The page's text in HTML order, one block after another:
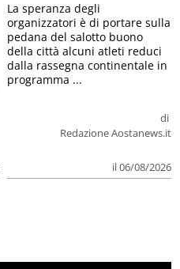
di
Redazione Aostanews.it
il 06/08/2026
La speranza degli
organizzatori è di portare sulla
pedana del salotto buono
della città alcuni atleti reduci
dalla rassegna continentale in
programma ...